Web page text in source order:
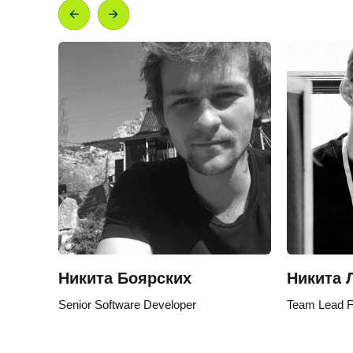
Никита Боярских
Senior Software Developer
Никита
Team Lead